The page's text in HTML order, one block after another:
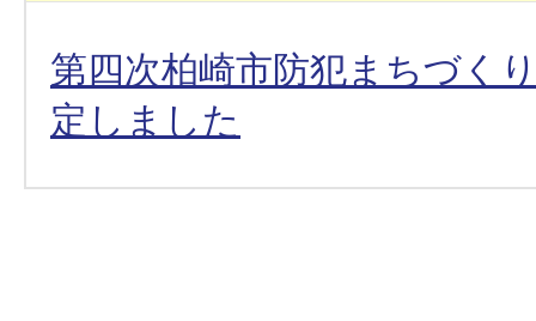
第四次柏崎市防犯まちづく
定しました